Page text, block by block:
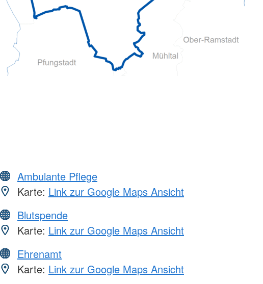
Ambulante Pflege
Karte: Link zur Google Maps Ansicht
Blutspende
Karte: Link zur Google Maps Ansicht
Ehrenamt
Karte: Link zur Google Maps Ansicht